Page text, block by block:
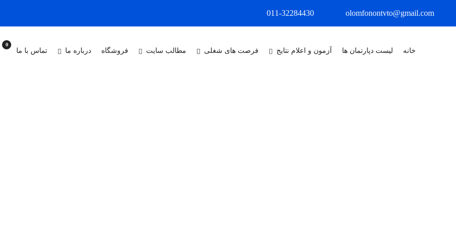
olomfonontvto@gmail.com
011-32284430
خانه لیست دپارتمان ها آزمون و اعلام نتایج فرصت های شغلی مطالب سایت فروشگاه درباره ما تماس با ما
0